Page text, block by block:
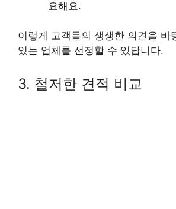
요해요.
이렇게 고객들의 생생한 의견을 바
있는 업체를 선정할 수 있답니다.
3. 철저한 견적 비교